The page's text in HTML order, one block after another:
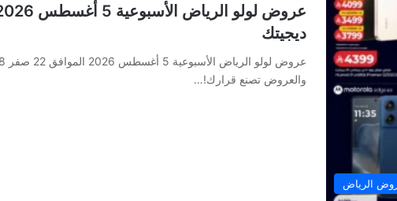
الرياض
ديجيتك
والعروض تصنع قرارك!…